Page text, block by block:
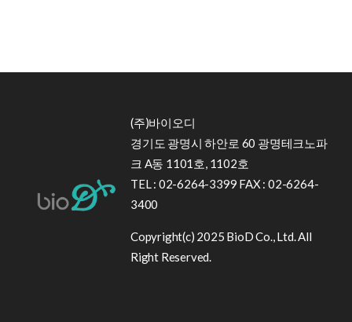
(주)바이오디
경기도 광명시 하안로 60 광명테크노파
크 A동 1101호, 1102호
TEL : 02-6264-3399 FAX : 02-6264-
3400
Copyright(c) 2025 BioD Co., Ltd. All
Right Reserved.